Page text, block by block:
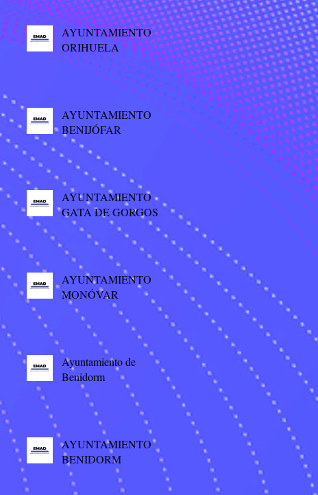
AYUNTAMIENTO
ORIHUELA
AYUNTAMIENTO
BENIJÓFAR
AYUNTAMIENTO
GATA DE GORGOS
AYUNTAMIENTO
MONÓVAR
Ayuntamiento de
Benidorm
AYUNTAMIENTO
BENIDORM